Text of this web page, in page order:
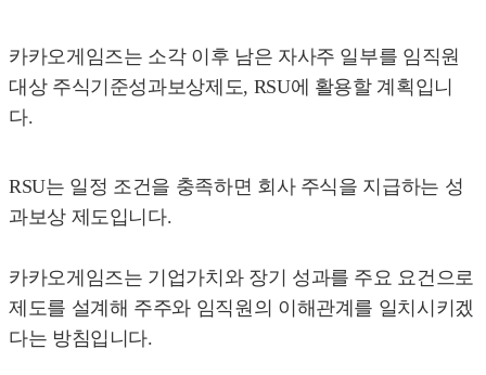
카카오게임즈는 소각 이후 남은 자사주 일부를 임직원
대상 주식기준성과보상제도, RSU에 활용할 계획입니
다.
RSU는 일정 조건을 충족하면 회사 주식을 지급하는 성
과보상 제도입니다.
카카오게임즈는 기업가치와 장기 성과를 주요 요건으로
제도를 설계해 주주와 임직원의 이해관계를 일치시키겠
다는 방침입니다.